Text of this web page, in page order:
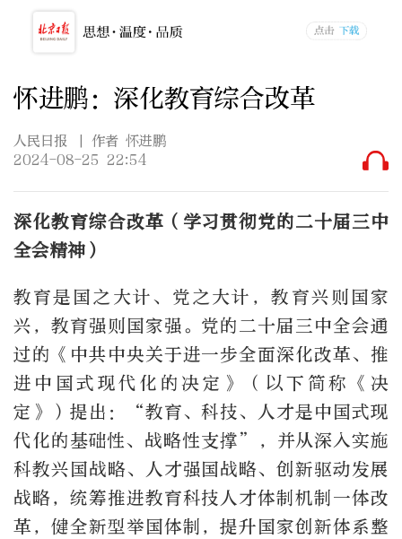
怀进鹏：深化教育综合改革
人民日报
| 作者 怀进鹏
2024-08-25 22:54
深化教育综合改革（学习贯彻党的二十届三中
全会精神）
教育是国之大计、党之大计，教育兴则国家
兴，教育强则国家强。党的二十届三中全会通
过的《中共中央关于进一步全面深化改革、推
进中国式现代化的决定》（以下简称《决
定》）提出：“教育、科技、人才是中国式现
代化的基础性、战略性支撑”，并从深入实施
科教兴国战略、人才强国战略、创新驱动发展
战略，统筹推进教育科技人才体制机制一体改
革，健全新型举国体制，提升国家创新体系整